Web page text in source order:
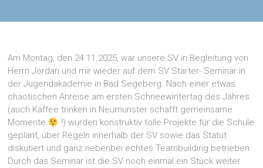
Am Montag, den 24.11.2025, war unsere SV in Begleitung von
Herrn Jordan und mir wieder auf dem SV Starter- Seminar in
der Jugendakademie in Bad Segeberg. Nach einer etwas
chaotischen Anreise am ersten Schneewintertag des Jahres
(auch Kaffee trinken in Neumünster schafft gemeinsame
Momente
!) wurden konstruktiv tolle Projekte für die Schule
geplant, über Regeln innerhalb der SV sowie das Statut
diskutiert und ganz nebenbei echtes Teambuilding betrieben.
Durch das Seminar ist die SV noch einmal ein Stück weiter